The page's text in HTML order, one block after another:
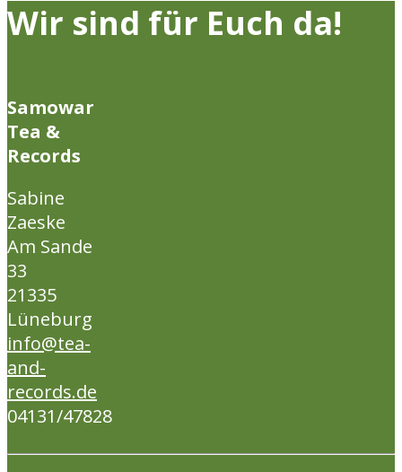
Wir sind für Euch da!
Samowar
Tea &
Records
Sabine
Zaeske
Am Sande
33
21335
Lüneburg
info@tea-
and-
records.de
04131/47828